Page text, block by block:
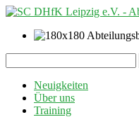
zum
Inhalt
nach:
Neuigkeiten
Über uns
Training